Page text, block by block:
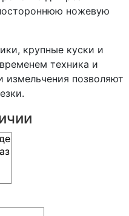
ножевую
крупные куски и
техника и
измельчения позволяют